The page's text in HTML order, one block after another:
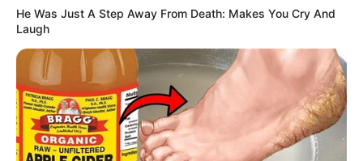
He Was Just A Step Away From Death: Makes You Cry And
Laugh